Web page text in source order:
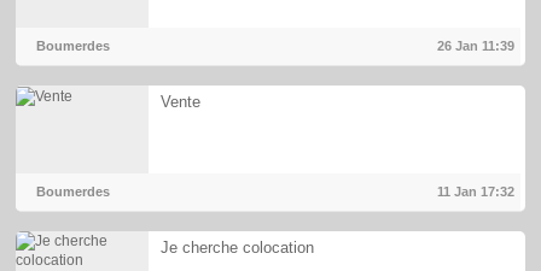
Boumerdes 26 Jan11:39
Vente
Boumerdes 11 Jan17:32
Je cherche colocation